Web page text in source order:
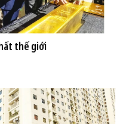
thế giới